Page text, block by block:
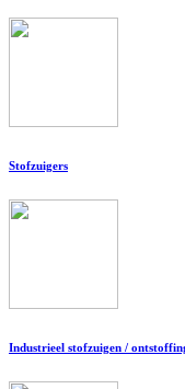
Stofzuigers
Industrieel stofzuigen /